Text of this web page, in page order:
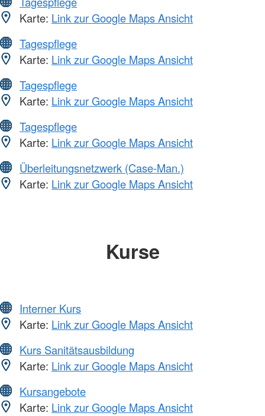
Karte: Link zur Google Maps Ansicht
Tagespflege
Karte: Link zur Google Maps Ansicht
Tagespflege
Karte: Link zur Google Maps Ansicht
Tagespflege
Karte: Link zur Google Maps Ansicht
Überleitungsnetzwerk (Case-Man.)
Karte: Link zur Google Maps Ansicht
Kurse
Interner Kurs
Karte: Link zur Google Maps Ansicht
Kurs Sanitätsausbildung
Karte: Link zur Google Maps Ansicht
Kursangebote
Karte: Link zur Google Maps Ansicht